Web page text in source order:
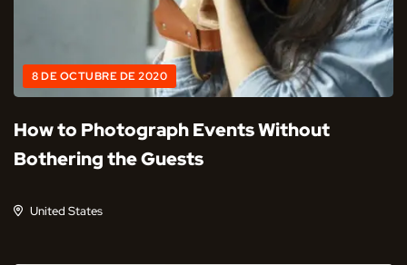
8 DE OCTUBRE DE 2020
How to Photograph Events Without
Bothering the Guests
United States